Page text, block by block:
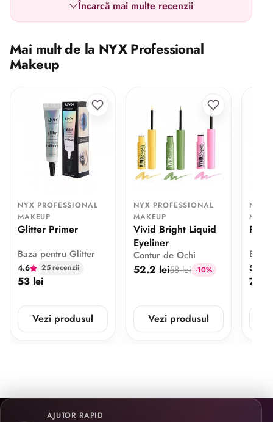
Încarcă mai multe recenzii
Mai mult de la NYX Professional
Makeup
NYX PROFESSIONAL
MAKEUP
Glitter Primer
Baza pentru Glitter
4.6 25 recenzii
53 lei
Vezi produsul
NYX PROFESSIONAL
MAKEUP
Vivid Bright Liquid
Eyeliner
Contur de Ochi
52.2 lei58 lei -10%
Vezi produsul
NYX
5
70
AJUTOR RAPID